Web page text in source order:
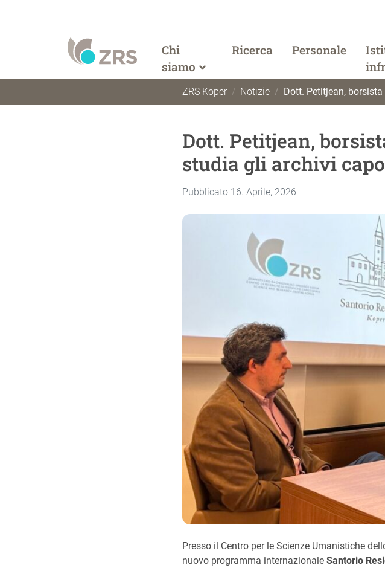
Chi
siamo
Ricerca Personale
ZRS Koper Notizie Dott. Petitjean, borsista
Dott. Petitjean,
studia gli archivi
Pubblicato 16. Aprile, 2026
Presso il Centro per le Scienze Umanistiche
nuovo programma internazionale Santorio